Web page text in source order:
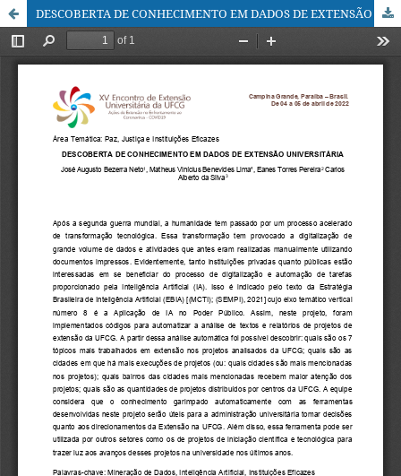
DESCOBERTA DE CONHECIMENTO EM DADOS DE EXTENSÃO UNIVERSITÁRIA